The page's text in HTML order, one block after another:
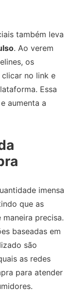
também leva
. Ao verem
os
no link e
Essa
aumenta a
imensa
que as
precisa.
baseadas em
são
as redes
para atender